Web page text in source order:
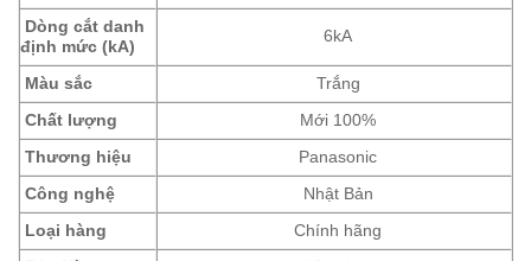
Dòng cắt danh
định mức (kA)
6kA
Màu sắc Trắng
Chất lượng Mới 100%
Thương hiệu Panasonic
Công nghệ Nhật Bản
Loại hàng Chính hãng